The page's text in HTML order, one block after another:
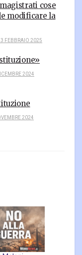
cose
modificare la
3 FEBBRAIO 2025
2024
2024